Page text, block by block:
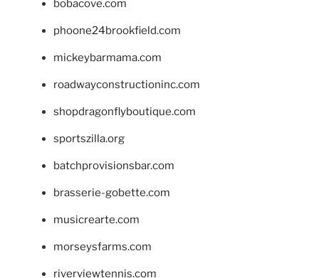
bobacove.com
phoone24brookfield.com
mickeybarmama.com
roadwayconstructioninc.com
shopdragonflyboutique.com
sportszilla.org
batchprovisionsbar.com
brasserie-gobette.com
musicrearte.com
morseysfarms.com
riverviewtennis.com